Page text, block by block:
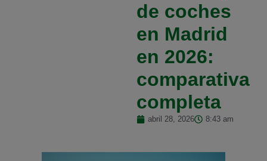
de coches
en Madrid
en 2026:
comparativa
completa
abril 28, 2026 8:43 am